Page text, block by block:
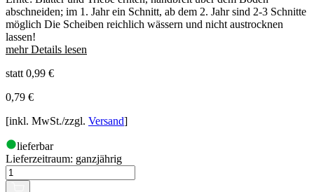
abschneiden; im 1. Jahr ein Schnitt, ab dem 2. Jahr sind 2-3 Schnitte
möglich Die Scheiben reichlich wässern und nicht austrocknen
lassen!
mehr Details lesen
statt 0,99 €
0,79 €
[inkl. MwSt./zzgl. Versand]
lieferbar
Lieferzeitraum: ganzjährig